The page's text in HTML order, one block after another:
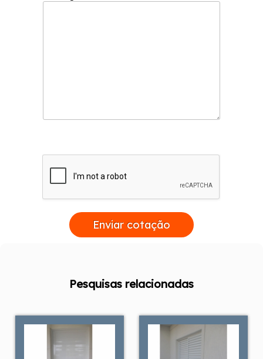
contato conosco.
Enviar cotação
Pesquisas relacionadas